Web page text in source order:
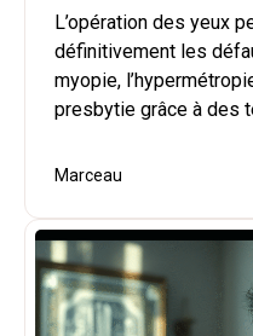
L’opération des yeux
définitivement les
myopie,
presbytie grâce à des
Marceau